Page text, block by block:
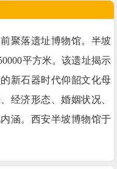
聚落遗址博物馆。半坡
平方米。该遗址揭示
新石器时代仰韶文化母
经济形态、婚姻状况、
涵。西安半坡博物馆于